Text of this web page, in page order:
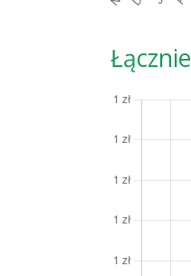
Łącznie